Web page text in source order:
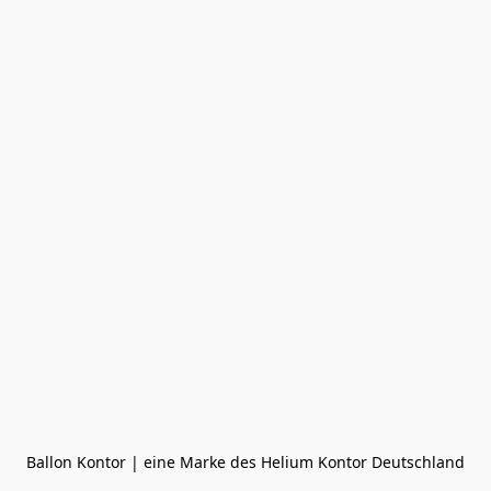
Ballon Kontor | eine Marke des Helium Kontor Deutschland